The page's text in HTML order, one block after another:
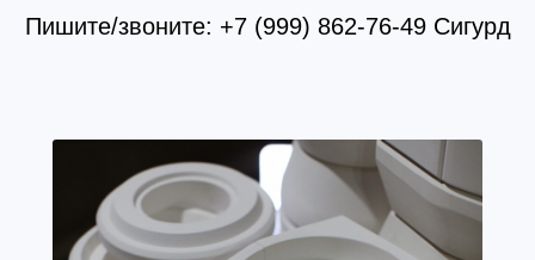
Пишите/звоните: +7 (999) 862-76-49 Сигурд